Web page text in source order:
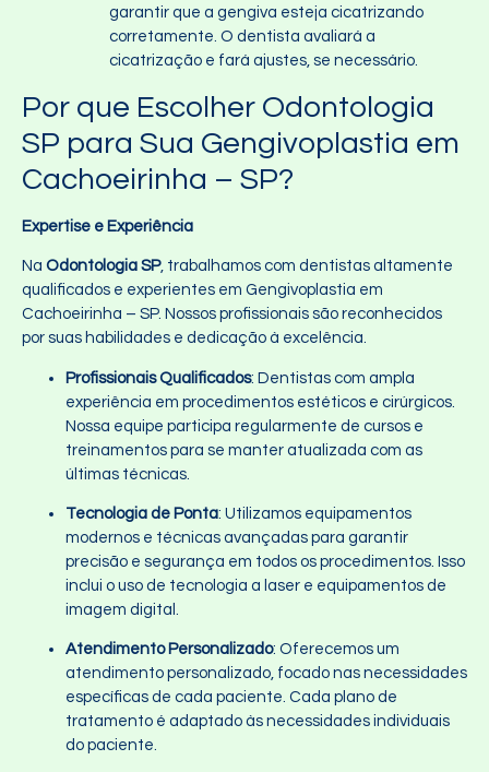
garantir que a gengiva esteja cicatrizando
corretamente. O dentista avaliará a
cicatrização e fará ajustes, se necessário.
Por que Escolher Odontologia
SP para Sua Gengivoplastia em
Cachoeirinha – SP?
Expertise e Experiência
Na Odontologia SP, trabalhamos com dentistas altamente
qualificados e experientes em Gengivoplastia em
Cachoeirinha – SP. Nossos profissionais são reconhecidos
por suas habilidades e dedicação à excelência.
Profissionais Qualificados: Dentistas com ampla
experiência em procedimentos estéticos e cirúrgicos.
Nossa equipe participa regularmente de cursos e
treinamentos para se manter atualizada com as
últimas técnicas.
Tecnologia de Ponta: Utilizamos equipamentos
modernos e técnicas avançadas para garantir
precisão e segurança em todos os procedimentos. Isso
inclui o uso de tecnologia a laser e equipamentos de
imagem digital.
Atendimento Personalizado: Oferecemos um
atendimento personalizado, focado nas necessidades
específicas de cada paciente. Cada plano de
tratamento é adaptado às necessidades individuais
do paciente.